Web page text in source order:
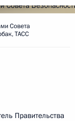
Совета
ТАСС
Правительства